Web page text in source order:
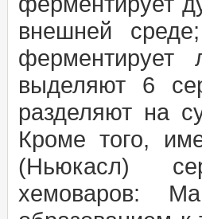
внешней
ферментирует
выделяют 6
разделяют на
Кроме того,
(Ньюкасл)
хемоваров: